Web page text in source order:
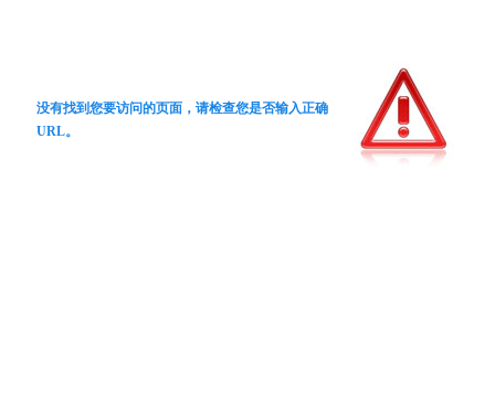
没有找到您要访问的页面，请检查您是否输入正确
URL。